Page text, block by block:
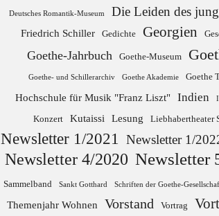
Deutsches Romantik-Museum Die Leiden des
Friedrich Schiller Gedichte Georgien
Goethe-Jahrbuch Goethe-Museum
Goethe- und Schillerarchiv Goethe Akademie Goethe
Hochschule für Musik "Franz Liszt" Indien
Konzert
Kutaissi Lesung Liebhabertheater
Newsletter 1/2021 Newsletter 1/
Newsletter 4/2020 Newsletter
Sammelband Sankt Gotthard Schriften der Goethe-
Themenjahr Wohnen Vorstand Vortrag